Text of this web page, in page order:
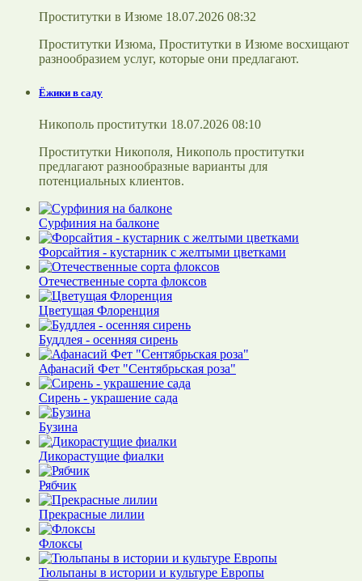
Проститутки в Изюме 18.07.2026 08:32
Проститутки Изюма, Проститутки в Изюме восхищают
разнообразием услуг, которые они предлагают.
Ёжики в саду
Никополь проститутки 18.07.2026 08:10
Проститутки Никополя, Никополь проститутки
предлагают разнообразные варианты для
потенциальных клиентов.
Сурфиния на балконе
Форсайтия - кустарник с желтыми цветками
Отечественные сорта флоксов
Цветущая Флоренция
Буддлея - осенняя сирень
Афанасий Фет "Сентябрьская роза"
Сирень - украшение сада
Бузина
Дикорастущие фиалки
Рябчик
Прекрасные лилии
Флоксы
Тюльпаны в истории и культуре Европы